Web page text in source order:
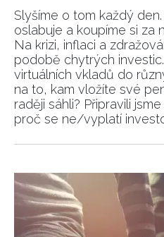
Slyšíme o tom každý
oslabuje a koupíme si za
Na krizi, inflaci a
podobě chytrých
virtuálních vkladů do
na to, kam vložíte své
raději sáhli? Připravili
proč se ne/vyplatí